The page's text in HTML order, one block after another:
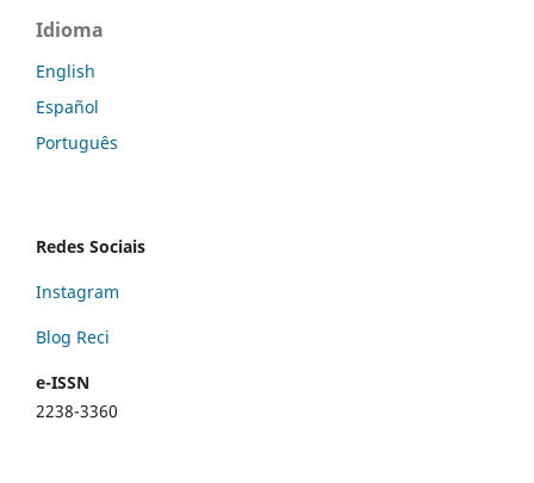
Idioma
English
Español
Português
Redes Sociais
Instagram
Blog Reci
e-ISSN
2238-3360